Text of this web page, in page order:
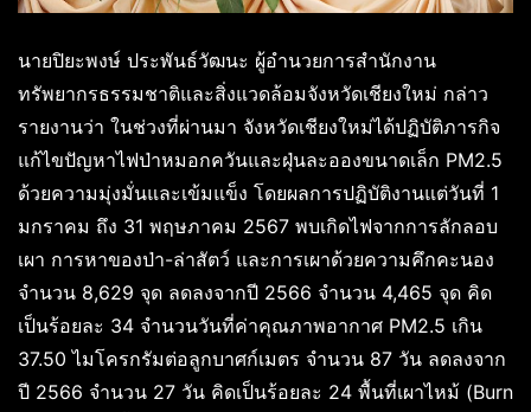
นายปิยะพงษ์ ประพันธ์วัฒนะ ผู้อำนวยการสำนักงาน
ทรัพยากรธรรมชาติและสิ่งแวดล้อมจังหวัดเชียงใหม่ กล่าว
รายงานว่า ในช่วงที่ผ่านมา จังหวัดเชียงใหม่ได้ปฏิบัติภารกิจ
แก้ไขปัญหาไฟป่าหมอกควันและฝุ่นละอองขนาดเล็ก PM2.5
ด้วยความมุ่งมั่นและเข้มแข็ง โดยผลการปฏิบัติงานแต่วันที่ 1
มกราคม ถึง 31 พฤษภาคม 2567 พบเกิดไฟจากการลักลอบ
เผา การหาของป่า-ล่าสัตว์ และการเผาด้วยความคึกคะนอง
จำนวน 8,629 จุด ลดลงจากปี 2566 จำนวน 4,465 จุด คิด
เป็นร้อยละ 34 จำนวนวันที่ค่าคุณภาพอากาศ PM2.5 เกิน
37.50 ไมโครกรัมต่อลูกบาศก์เมตร จำนวน 87 วัน ลดลงจาก
ปี 2566 จำนวน 27 วัน คิดเป็นร้อยละ 24 พื้นที่เผาไหม้ (Burn